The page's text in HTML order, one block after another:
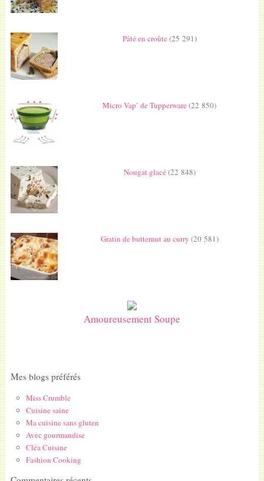
Pâté en croûte(25 291)
Micro Vap’ de Tupperware(22 850)
Nougat glacé(22 848)
Gratin de butternut au curry (20 581)
Amoureusement Soupe
Mes blogs préférés
Miss Crumble
Cuisine saine
Ma cuisine sans gluten
Avec gourmandise
Cléa Cuisine
Fashion Cooking